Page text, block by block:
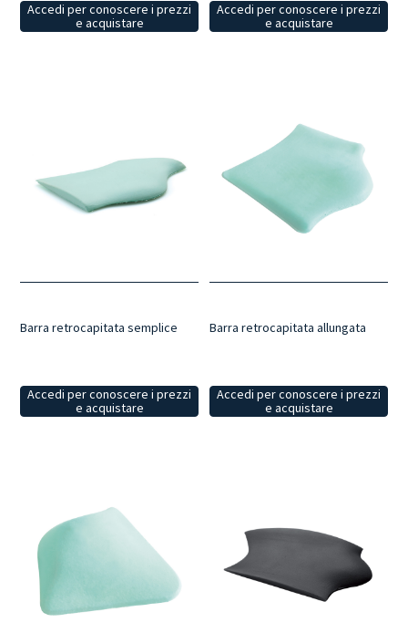
Accedi per conoscere i prezzi
e acquistare
Accedi per conoscere i prezzi
e acquistare
Barra retrocapitata semplice
Accedi per conoscere i prezzi
e acquistare
Barra retrocapitata allungata
Accedi per conoscere i prezzi
e acquistare